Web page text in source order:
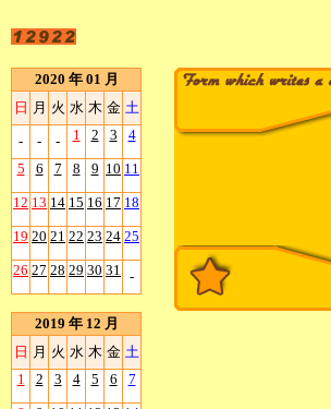
2020 年 01 月
日 月 火 水 木 金 土
- - - 1 2 3 4
5 6 7 8 9 10 11
12 13 14 15 16 17 18
19 20 21 22 23 24 25
26 27 28 29 30 31 -
2019 年 12 月
日 月 火 水 木 金 土
1
2 3 4 5 6 7